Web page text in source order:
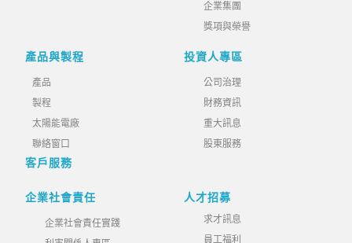
企業集團
獎項與榮譽
產品與製程
產品
製程
太陽能電廠
聯絡窗口
客戶服務
投資人專區
公司治理
財務資訊
重大訊息
股東服務
企業社會責任
企業社會責任實踐
人才招募
求才訊息
員工福利